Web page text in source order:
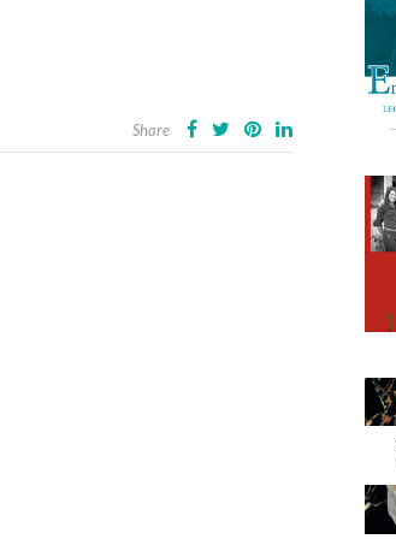
Share